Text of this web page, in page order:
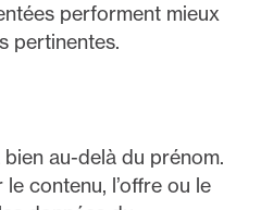
performent mieux
pertinentes.
au-delà du prénom.
contenu, l’offre ou le